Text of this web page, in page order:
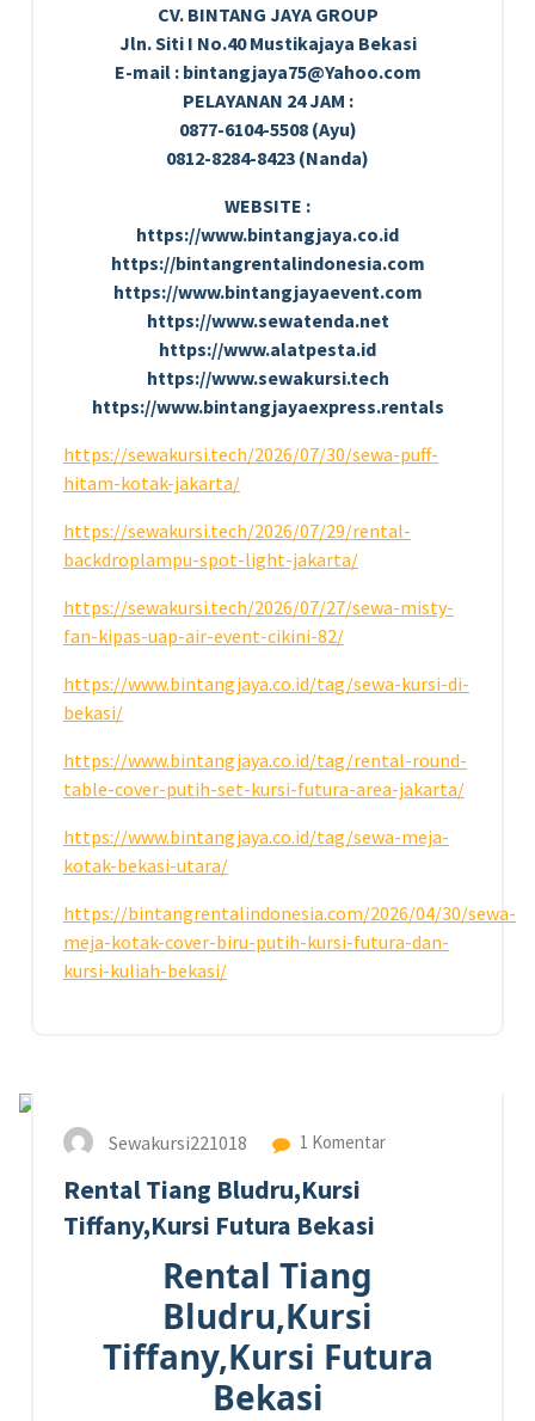
CV. BINTANG JAYA GROUP
Jln. Siti I No.40 Mustikajaya Bekasi
E-mail : bintangjaya75@Yahoo.com
PELAYANAN 24 JAM :
0877-6104-5508 (Ayu)
0812-8284-8423 (Nanda)
WEBSITE :
https://www.bintangjaya.co.id
https://bintangrentalindonesia.com
https://www.bintangjayaevent.com
https://www.sewatenda.net
https://www.alatpesta.id
https://www.sewakursi.tech
https://www.bintangjayaexpress.rentals
https://sewakursi.tech/2026/07/30/sewa-puff-
hitam-kotak-jakarta/
https://sewakursi.tech/2026/07/29/rental-
backdroplampu-spot-light-jakarta/
https://sewakursi.tech/2026/07/27/sewa-misty-
fan-kipas-uap-air-event-cikini-82/
https://www.bintangjaya.co.id/tag/sewa-kursi-di-
bekasi/
https://www.bintangjaya.co.id/tag/rental-round-
table-cover-putih-set-kursi-futura-area-jakarta/
https://www.bintangjaya.co.id/tag/sewa-meja-
kotak-bekasi-utara/
https://bintangrentalindonesia.com/2026/04/30/sewa-
meja-kotak-cover-biru-putih-kursi-futura-dan-
kursi-kuliah-bekasi/
Sewakursi221018 1 Komentar
Rental Tiang Bludru,Kursi
Tiffany,Kursi Futura Bekasi
Rental Tiang
Bludru,Kursi
Tiffany,Kursi Futura
Bekasi